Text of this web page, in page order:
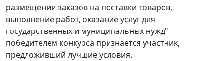
размещении заказов на поставки товаров,
выполнение работ, оказание услуг для
государственных и муниципальных нужд"
победителем конкурса признается участник,
предложивший лучшие условия.